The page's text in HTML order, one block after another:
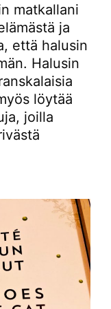
matkallani
ja
että halusin
Halusin
löytää
joilla